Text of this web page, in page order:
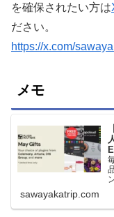
を確保されたい方は
ださい。
https://x.com/
メモ
sawayakatrip.com